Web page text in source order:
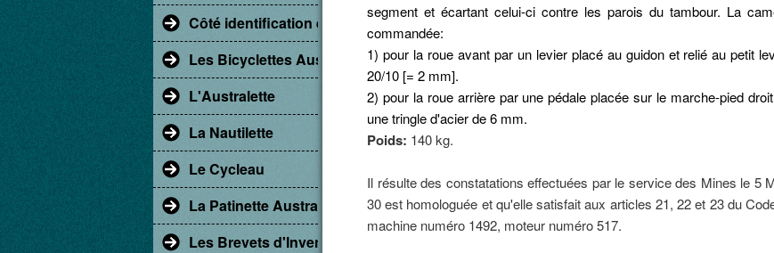
Côté identification et restauration. Remarques sur l'apparence des motos Austral.
Les Bicyclettes Austral
L'Australette
La Nautilette
Le Cycleau
La Patinette Austral
Les Brevets d'Invention
segment et écartant celui-ci contre les parois du tambour. La
commandée:
1) pour la roue avant par un levier placé au guidon et relié au petit
20/10 [= 2 mm].
2) pour la roue arrière par une pédale placée sur le marche-pied
une tringle d'acier de 6 mm.
Poids: 140 kg.
Il résulte des constatations effectuées par le service des Mines le 5
30 est homologuée et qu'elle satisfait aux articles 21, 22 et 23 du
machine numéro 1492, moteur numéro 517.